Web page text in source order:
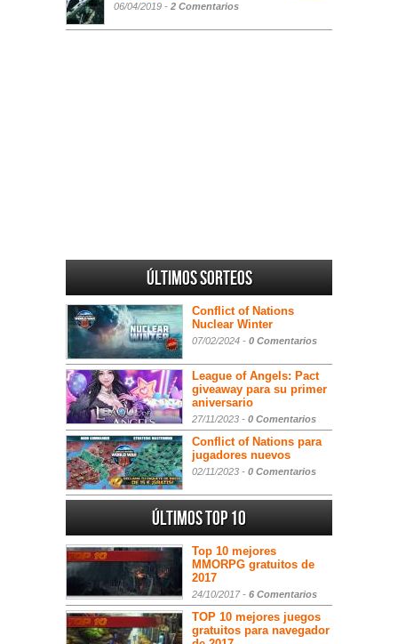
06/04/2019 - 2 Comentarios
Últimos sorteos
Conflict of Nations
Nuclear Winter
07/02/2024 - 0 Comentarios
League of Angels: Pact
giveaway para su primer
aniversario
27/11/2023 - 0 Comentarios
Conflict of Nations para
jugadores nuevos
02/11/2023 - 0 Comentarios
Últimos Top 10
Top 10 mejores
MMORPG gratuitos de
2017
24/10/2017 - 6 Comentarios
TOP 10 mejores juegos
gratuitos para navegador